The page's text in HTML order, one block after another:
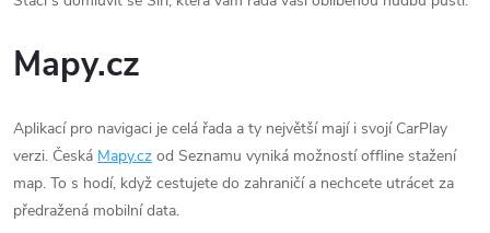
Mapy.cz
Aplikací pro navigaci je celá řada a ty největší mají i svojí CarPlay
verzi. Česká Mapy.cz od Seznamu vyniká možností offline stažení
map. To s hodí, když cestujete do zahraničí a nechcete utrácet za
předražená mobilní data.